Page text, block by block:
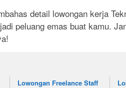
detail lowongan kerja
peluang emas buat kamu.
Lowongan Freelance Staff